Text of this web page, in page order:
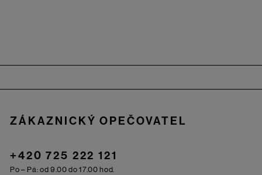
ZÁKAZNICKÝ OPEČOVATEL
+420 725 222 121
Po – Pá: od 9.00 do 17.00 hod.